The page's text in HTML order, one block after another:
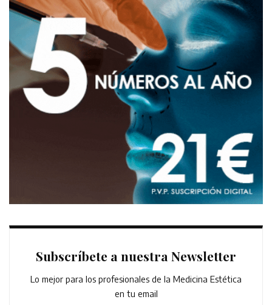
Subscríbete a nuestra Newsletter
Lo mejor para los profesionales de la Medicina Estética
en tu email